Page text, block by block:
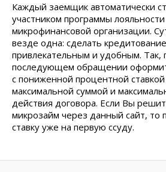
Каждый заемщик автоматически
участником программы
микрофинансовой организации.
везде одна: сделать
привлекательным и удобным. Так,
последующем обращении
с пониженной процентной
максимальной суммой и
действия договора. Если Вы
микрозайм через данный сайт, то
ставку уже на первую ссуду.